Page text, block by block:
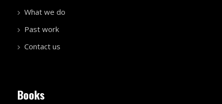
What we do
Past work
Contact us
Books